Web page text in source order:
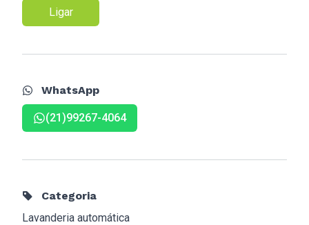
Ligar
WhatsApp
(21)99267-4064
Categoria
Lavanderia automática